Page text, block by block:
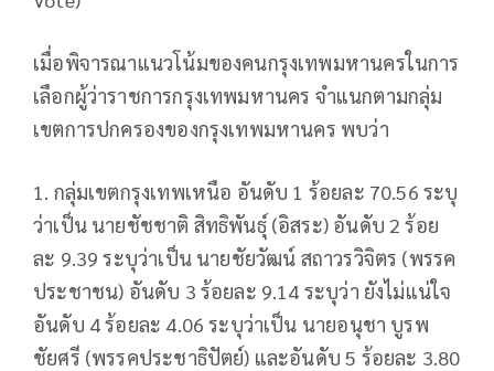
เมื่อพิจารณาแนวโน้มของคนกรุงเทพมหานครในการ
เลือกผู้ว่าราชการกรุงเทพมหานคร จำแนกตามกลุ่ม
เขตการปกครองของกรุงเทพมหานคร พบว่า
1. กลุ่มเขตกรุงเทพเหนือ อันดับ 1 ร้อยละ 70.56 ระบุ
ว่าเป็น นายชัชชาติ สิทธิพันธุ์ (อิสระ) อันดับ 2 ร้อย
ละ 9.39 ระบุว่าเป็น นายชัยวัฒน์ สถาวรวิจิตร (พรรค
ประชาชน) อันดับ 3 ร้อยละ 9.14 ระบุว่า ยังไม่แน่ใจ
อันดับ 4 ร้อยละ 4.06 ระบุว่าเป็น นายอนุชา บูรพ
ชัยศรี (พรรคประชาธิปัตย์) และอันดับ 5 ร้อยละ 3.80